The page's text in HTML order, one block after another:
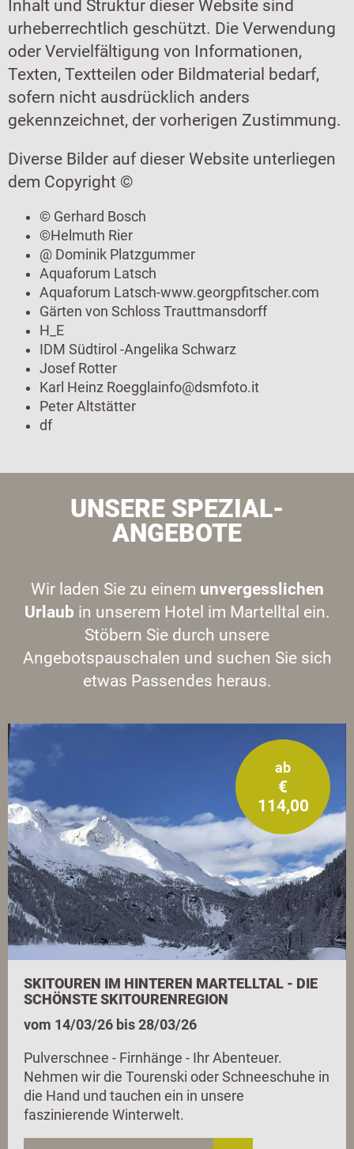
Inhalt und Struktur dieser Website sind
urheberrechtlich geschützt. Die Verwendung
oder Vervielfältigung von Informationen,
Texten, Textteilen oder Bildmaterial bedarf,
sofern nicht ausdrücklich anders
gekennzeichnet, der vorherigen Zustimmung.
Diverse Bilder auf dieser Website unterliegen
dem Copyright ©
© Gerhard Bosch
©Helmuth Rier
@ Dominik Platzgummer
Aquaforum Latsch
Aquaforum Latsch-www.georgpfitscher.com
Gärten von Schloss Trauttmansdorff
H_E
IDM Südtirol -Angelika Schwarz
Josef Rotter
Karl Heinz Roegglainfo@dsmfoto.it
Peter Altstätter
df
UNSERE SPEZIAL-
ANGEBOTE
Wir laden Sie zu einem unvergesslichen
Urlaub in unserem Hotel im Martelltal ein.
Stöbern Sie durch unsere
Angebotspauschalen und suchen Sie sich
etwas Passendes heraus.
ab
€
114,00
SKITOUREN IM HINTEREN MARTELLTAL - DIE
SCHÖNSTE SKITOURENREGION
vom 14/03/26 bis 28/03/26
Pulverschnee - Firnhänge - Ihr Abenteuer.
Nehmen wir die Tourenski oder Schneeschuhe in
die Hand und tauchen ein in unsere
faszinierende Winterwelt.